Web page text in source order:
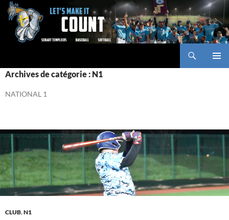
Aller
contenu
Archives de catégorie : N1
NATIONAL 1
CLUB,N1